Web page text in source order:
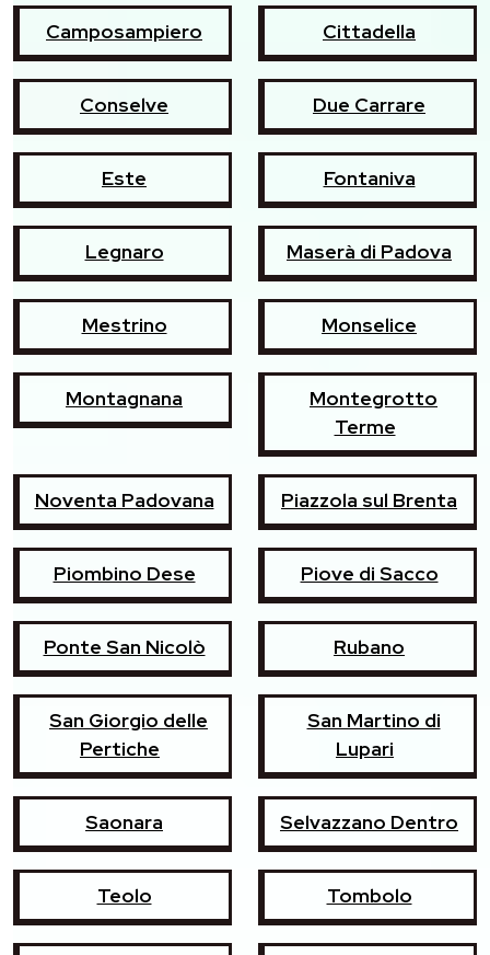
Camposampiero Cittadella
Conselve Due Carrare
Este Fontaniva
Legnaro Maserà di Padova
Mestrino Monselice
Montagnana
Montegrotto
Terme
Noventa Padovana Piazzola sul Brenta
Piombino Dese Piove di Sacco
Ponte San Nicolò Rubano
San Giorgio delle
Pertiche
San Martino di
Lupari
Saonara Selvazzano Dentro
Teolo Tombolo